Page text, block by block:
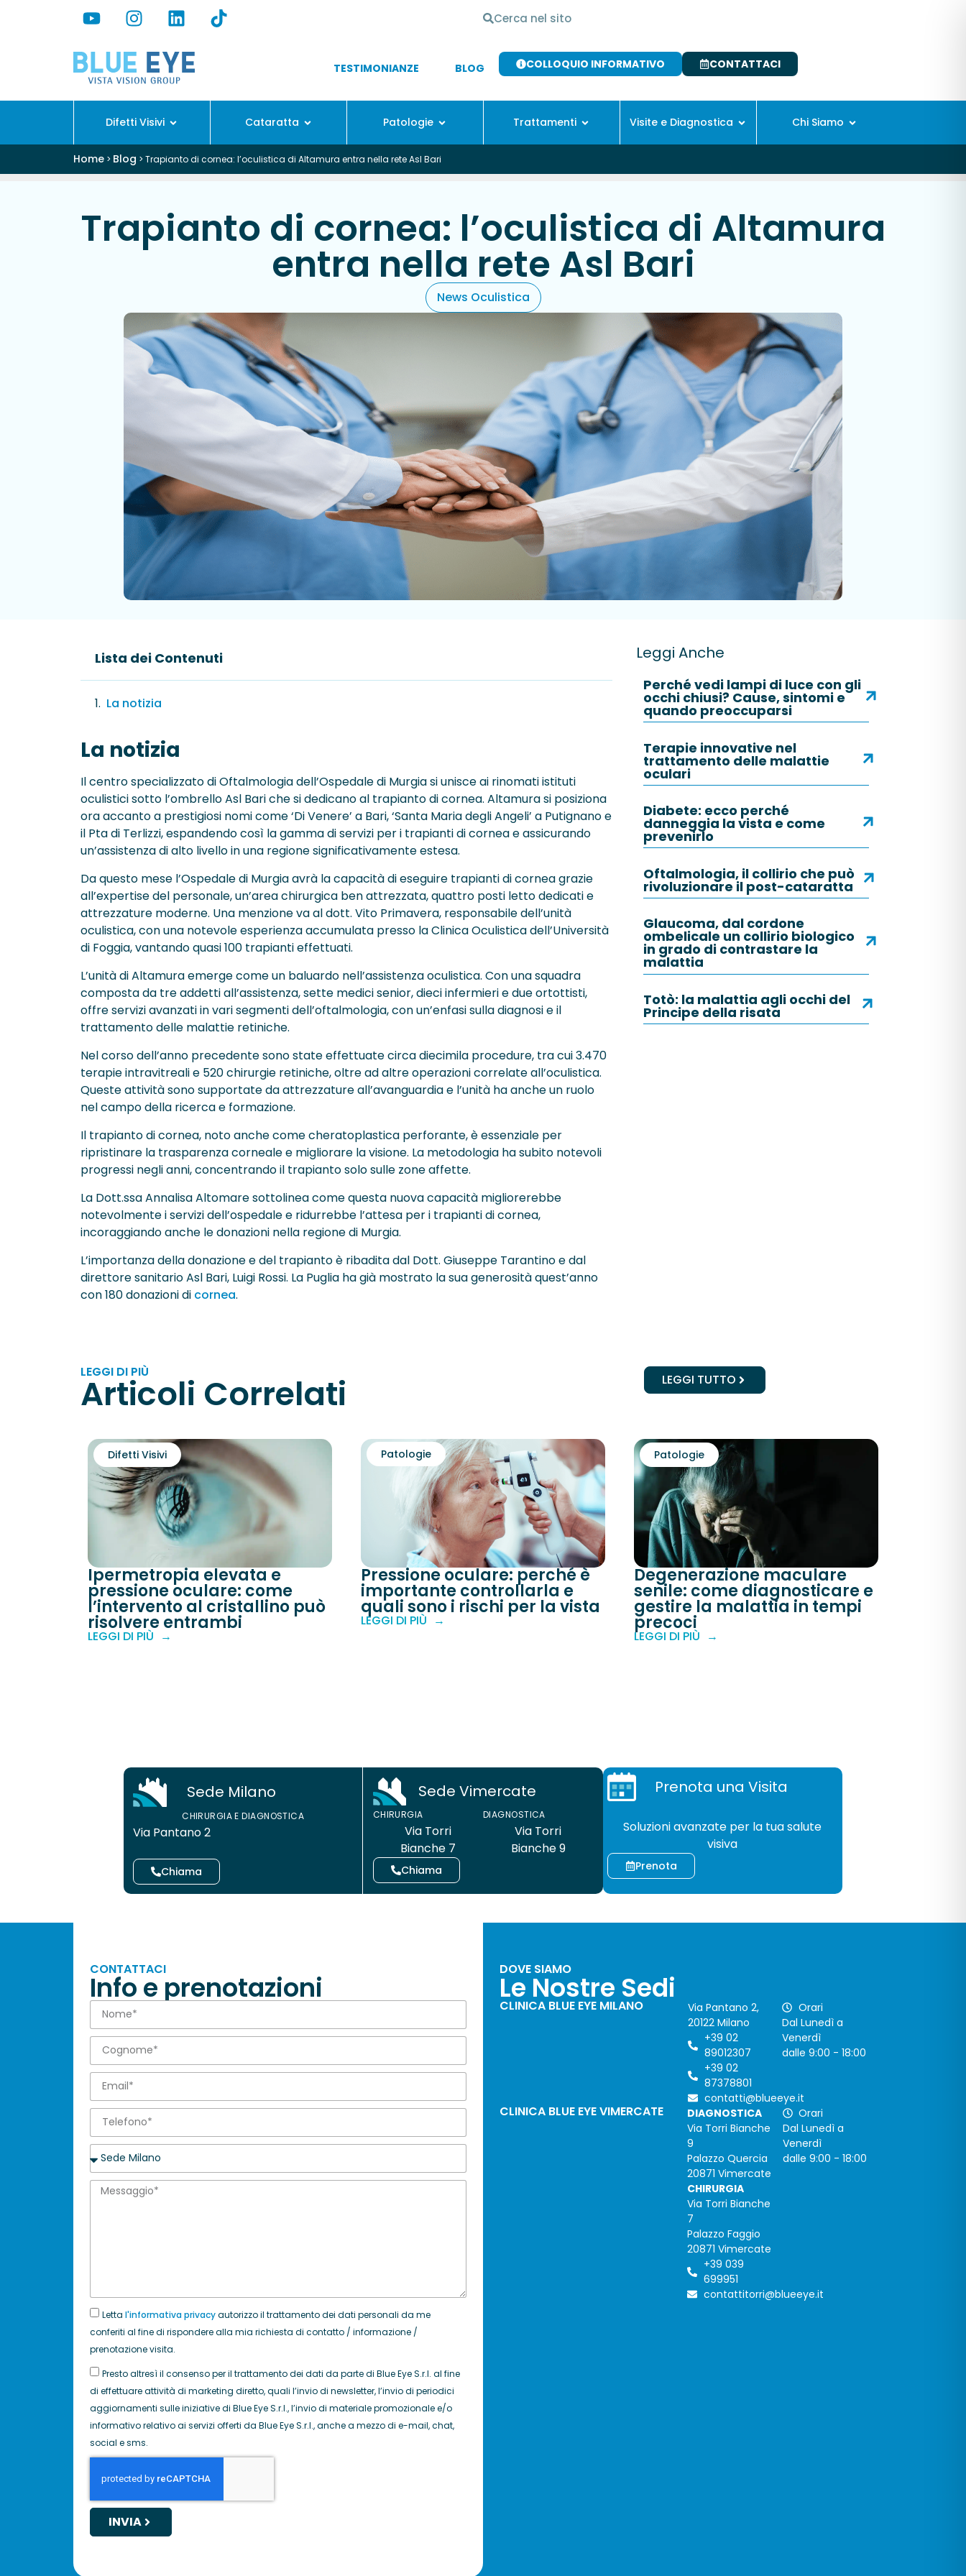
TESTIMONIANZE BLOG COLLOQUIO INFORMATIVO CONTATTACI
Difetti Visivi Cataratta Patologie Trattamenti Visite e Diagnostica Chi Siamo
Home > Blog > Trapianto di cornea: l’oculistica di Altamura entra nella rete Asl Bari
Trapianto di cornea: l’oculistica di Altamura
entra nella rete Asl Bari
News Oculistica
Lista dei Contenuti
La notizia
La notizia
Il centro specializzato di Oftalmologia dell’Ospedale di Murgia si unisce ai rinomati istituti
oculistici sotto l’ombrello Asl Bari che si dedicano al trapianto di cornea. Altamura si posiziona
ora accanto a prestigiosi nomi come ‘Di Venere’ a Bari, ‘Santa Maria degli Angeli’ a Putignano e
il Pta di Terlizzi, espandendo così la gamma di servizi per i trapianti di cornea e assicurando
un’assistenza di alto livello in una regione significativamente estesa.
Da questo mese l’Ospedale di Murgia avrà la capacità di eseguire trapianti di cornea grazie
all’expertise del personale, un’area chirurgica ben attrezzata, quattro posti letto dedicati e
attrezzature moderne. Una menzione va al dott. Vito Primavera, responsabile dell’unità
oculistica, con una notevole esperienza accumulata presso la Clinica Oculistica dell’Università
di Foggia, vantando quasi 100 trapianti effettuati.
L’unità di Altamura emerge come un baluardo nell’assistenza oculistica. Con una squadra
composta da tre addetti all’assistenza, sette medici senior, dieci infermieri e due ortottisti,
offre servizi avanzati in vari segmenti dell’oftalmologia, con un’enfasi sulla diagnosi e il
trattamento delle malattie retiniche.
Nel corso dell’anno precedente sono state effettuate circa diecimila procedure, tra cui 3.470
terapie intravitreali e 520 chirurgie retiniche, oltre ad altre operazioni correlate all’oculistica.
Queste attività sono supportate da attrezzature all’avanguardia e l’unità ha anche un ruolo
nel campo della ricerca e formazione.
Il trapianto di cornea, noto anche come cheratoplastica perforante, è essenziale per
ripristinare la trasparenza corneale e migliorare la visione. La metodologia ha subito notevoli
progressi negli anni, concentrando il trapianto solo sulle zone affette.
La Dott.ssa Annalisa Altomare sottolinea come questa nuova capacità migliorerebbe
notevolmente i servizi dell’ospedale e ridurrebbe l’attesa per i trapianti di cornea,
incoraggiando anche le donazioni nella regione di Murgia.
L’importanza della donazione e del trapianto è ribadita dal Dott. Giuseppe Tarantino e dal
direttore sanitario Asl Bari, Luigi Rossi. La Puglia ha già mostrato la sua generosità quest’anno
con 180 donazioni di cornea.
Leggi Anche
Perché vedi lampi di luce con gli
occhi chiusi? Cause, sintomi e
quando preoccuparsi
Terapie innovative nel
trattamento delle malattie
oculari
Diabete: ecco perché
danneggia la vista e come
prevenirlo
Oftalmologia, il collirio che può
rivoluzionare il post-cataratta
Glaucoma, dal cordone
ombelicale un collirio biologico
in grado di contrastare la
malattia
Totò: la malattia agli occhi del
Principe della risata
LEGGI DI PIÙ
Articoli Correlati LEGGI TUTTO
Ipermetropia elevata e
pressione oculare: come
l’intervento al cristallino può
risolvere entrambi
Difetti Visivi
LEGGI DI PIÙ
Pressione oculare: perché è
importante controllarla e
quali sono i rischi per la vista
Patologie
LEGGI DI PIÙ
Degenerazione maculare
senile: come diagnosticare e
gestire la malattia in tempi
precoci
Patologie
LEGGI DI PIÙ
Sede Milano
CHIRURGIA E DIAGNOSTICA
Via Pantano 2
Chiama
Sede Vimercate
CHIRURGIA
Via Torri
Bianche 7
DIAGNOSTICA
Via Torri
Bianche 9
Chiama
Prenota una Visita
Soluzioni avanzate per la tua salute
visiva
Prenota
CONTATTACI
Info e prenotazioni
Letta l'informativa privacyautorizzo il trattamento dei dati personali da me
conferiti al fine di rispondere alla mia richiesta di contatto / informazione /
prenotazione visita.
Presto altresì il consenso per il trattamento dei dati da parte di Blue Eye S.r.l. al fine
di effettuare attività di marketing diretto, quali l’invio di newsletter, l’invio di periodici
aggiornamenti sulle iniziative di Blue Eye S.r.l., l’invio di materiale promozionale e/o
informativo relativo ai servizi offerti da Blue Eye S.r.l., anche a mezzo di e-mail, chat,
social e sms.
INVIA
DOVE SIAMO
Le Nostre Sedi
CLINICA BLUE EYE MILANO
Via Pantano 2,
20122 Milano
+39 02
89012307
+39 02
87378801
contatti@blueeye.it
Orari
Dal Lunedì a
Venerdì
dalle 9:00 - 18:00
CLINICA BLUE EYE VIMERCATE
DIAGNOSTICA
Via Torri Bianche
9
Palazzo Quercia
20871 Vimercate
CHIRURGIA
Via Torri Bianche
7
Palazzo Faggio
20871 Vimercate
+39 039
699951
contattitorri@blueeye.it
Orari
Dal Lunedì a
Venerdì
dalle 9:00 - 18:00